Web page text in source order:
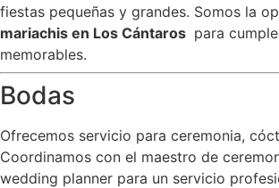
fiestas pequeñas y grandes. Somos la
mariachis en Los Cántaros para
memorables.
Bodas
Ofrecemos servicio para ceremonia,
Coordinamos con el maestro de
wedding planner para un servicio